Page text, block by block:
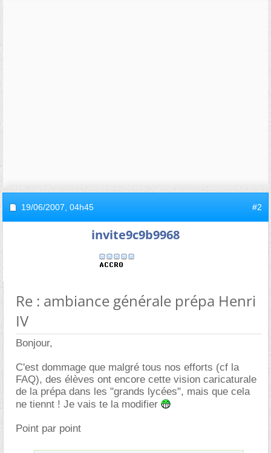
19/06/2007, 04h45 #2
invite9c9b9968
Re : ambiance générale prépa Henri
IV
Bonjour,
C'est dommage que malgré tous nos efforts (cf la
FAQ), des élèves ont encore cette vision caricaturale
de la prépa dans les "grands lycées", mais que cela
ne tiennt ! Je vais te la modifier
Point par point